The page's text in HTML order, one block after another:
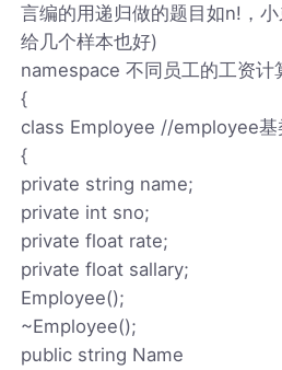
言编的用递归做的题目如n!，
给几个样本也好)
namespace 不同员工的工资计
{
class Employee //employee基
{
private string name;
private int sno;
private float rate;
private float sallary;
Employee();
~Employee();
public string Name